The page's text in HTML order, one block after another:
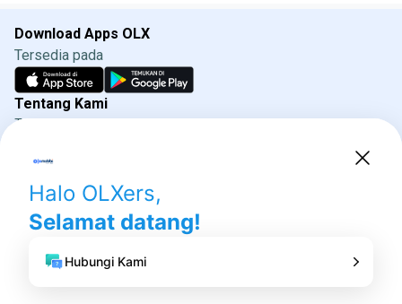
Download Apps OLX
Tersedia pada
Tentang Kami
Tentang OLXmobbi
Direktorat Jenderal Perlindungan Konsumen dan
Tertib Niaga
Kementrian Perdagangan 085311111010 (WhatsApp)
Social media OLX
Ikuti kami